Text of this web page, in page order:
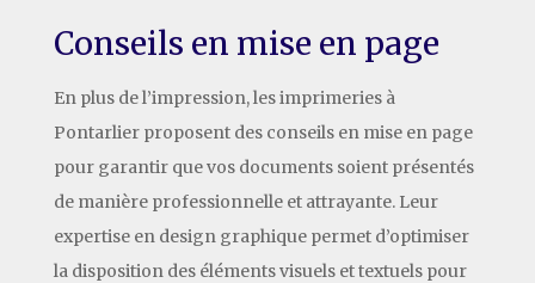
Conseils en mise en page
En plus de l’impression, les imprimeries à
Pontarlier proposent des conseils en mise en page
pour garantir que vos documents soient présentés
de manière professionnelle et attrayante. Leur
expertise en design graphique permet d’optimiser
la disposition des éléments visuels et textuels pour